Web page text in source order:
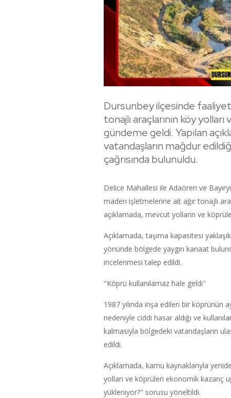
Dursunbey ilçesinde
tonajlı araçlarının köy
gündeme geldi. Yapılan
vatandaşların mağdur
çağrısında bulunuldu.
Delice Mahallesi ile Adaören ve
maden işletmelerine ait ağır tonajlı
açıklamada, mevcut yolların ve
Açıklamada, taşıma kapasitesi
yönünde bölgede yaygın kanaat
incelenmesi talep edildi.
"Köprü kullanılamaz hale geldi"
1987 yılında inşa edilen bir köprünün
nedeniyle ciddi hasar aldığı ve
kalmasıyla bölgedeki vatandaşların
edildi.
Açıklamada, kamu kaynaklarıyla
yolları ve köprüleri ekonomik kazanç
yükleniyor?" sorusu yöneltildi.